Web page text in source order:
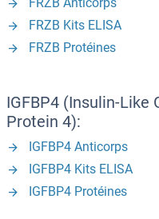
FRZB Kits ELISA
FRZB Protéines
IGFBP4 (Insulin-Like
Protein 4):
IGFBP4 Anticorps
IGFBP4 Kits ELISA
IGFBP4 Protéines